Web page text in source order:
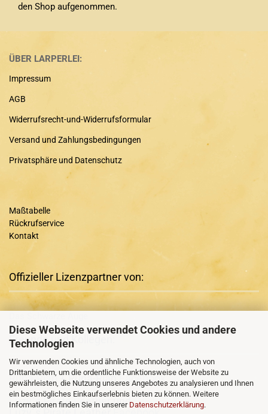
Diese Webseite verwendet Cookies und andere
Technologien
Wir verwenden Cookies und ähnliche Technologien, auch von
Drittanbietern, um die ordentliche Funktionsweise der Website zu
gewährleisten, die Nutzung unseres Angebotes zu analysieren und Ihnen
ein bestmögliches Einkaufserlebnis bieten zu können. Weitere
Informationen finden Sie in unserer Datenschutzerklärung.
den Shop aufgenommen.
ÜBER LARPERLEI:
Impressum
AGB
Widerrufsrecht-und-Widerrufsformular
Versand und Zahlungsbedingungen
Privatsphäre und Datenschutz
Maßtabelle
Rückrufservice
Kontakt
Offizieller Lizenzpartner von:
Freunde und Kollegen:
Runa-Rian + Runa-RianFacebook
Luzy´s Pirate Leatherund